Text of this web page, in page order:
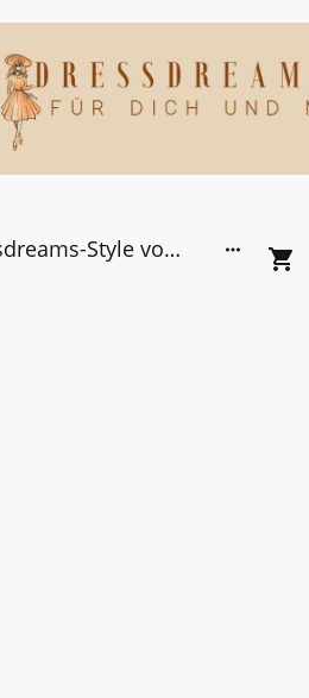
Dressdreams-Style von Kundinnen